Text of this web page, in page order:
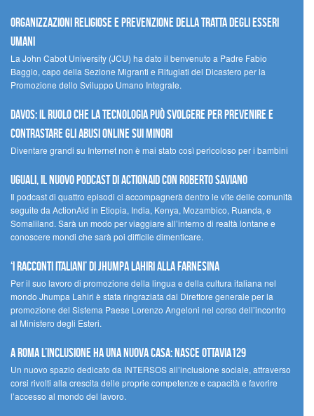
Organizzazioni religiose e prevenzione della tratta degli esseri
umani
La John Cabot University (JCU) ha dato il benvenuto a Padre Fabio
Baggio, capo della Sezione Migranti e Rifugiati del Dicastero per la
Promozione dello Sviluppo Umano Integrale.
Davos: il ruolo che la tecnologia può svolgere per prevenire e
contrastare gli abusi online sui minori
Diventare grandi su Internet non è mai stato così pericoloso per i bambini
UGUALI, il nuovo podcast di ACTIONAID con Roberto Saviano
Il podcast di quattro episodi ci accompagnerà dentro le vite delle comunità
seguite da ActionAid in Etiopia, India, Kenya, Mozambico, Ruanda, e
Somaliland. Sarà un modo per viaggiare all’interno di realtà lontane e
conoscere mondi che sarà poi difficile dimenticare.
‘I racconti italiani’ di Jhumpa Lahiri alla Farnesina
Per il suo lavoro di promozione della lingua e della cultura italiana nel
mondo Jhumpa Lahiri è stata ringraziata dal Direttore generale per la
promozione del Sistema Paese Lorenzo Angeloni nel corso dell’incontro
al Ministero degli Esteri.
A Roma l’inclusione ha una nuova casa: nasce Ottavia129
Un nuovo spazio dedicato da INTERSOS all’inclusione sociale, attraverso
corsi rivolti alla crescita delle proprie competenze e capacità e favorire
l’accesso al mondo del lavoro.